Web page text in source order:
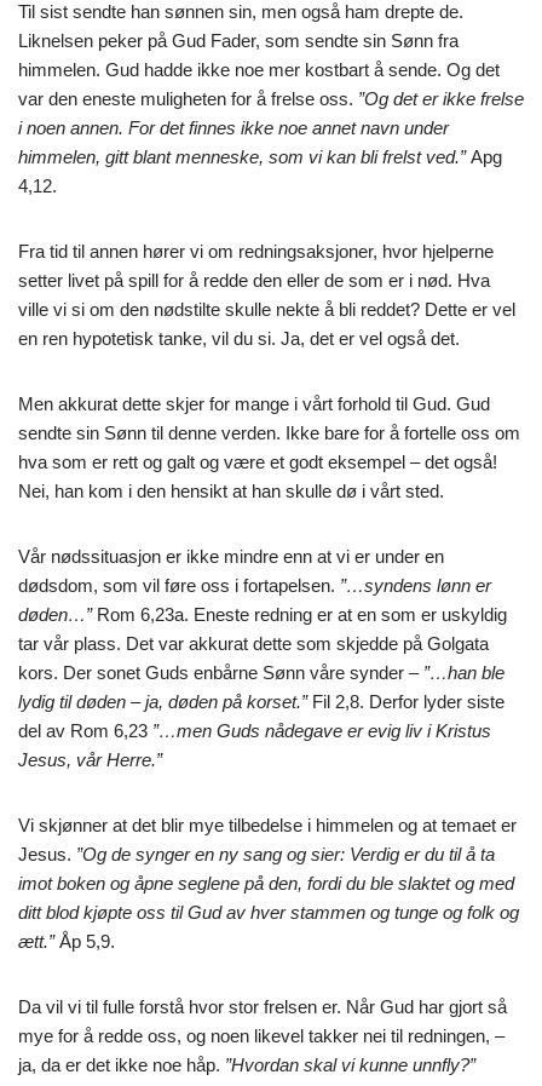
Til sist sendte han sønnen sin, men også ham drepte de.
Liknelsen peker på Gud Fader, som sendte sin Sønn fra
himmelen. Gud hadde ikke noe mer kostbart å sende. Og det
var den eneste muligheten for å frelse oss. ”Og det er ikke frelse
i noen annen. For det finnes ikke noe annet navn under
himmelen, gitt blant menneske, som vi kan bli frelst ved.”Apg
4,12.
Fra tid til annen hører vi om redningsaksjoner, hvor hjelperne
setter livet på spill for å redde den eller de som er i nød. Hva
ville vi si om den nødstilte skulle nekte å bli reddet? Dette er vel
en ren hypotetisk tanke, vil du si. Ja, det er vel også det.
Men akkurat dette skjer for mange i vårt forhold til Gud. Gud
sendte sin Sønn til denne verden. Ikke bare for å fortelle oss om
hva som er rett og galt og være et godt eksempel – det også!
Nei, han kom i den hensikt at han skulle dø i vårt sted.
Vår nødssituasjon er ikke mindre enn at vi er under en
dødsdom, som vil føre oss i fortapelsen. ”…syndens lønn er
døden…” Rom 6,23a. Eneste redning er at en som er uskyldig
tar vår plass. Det var akkurat dette som skjedde på Golgata
kors. Der sonet Guds enbårne Sønn våre synder – ”…han ble
lydig til døden – ja, døden på korset.” Fil 2,8. Derfor lyder siste
del av Rom 6,23 ”…men Guds nådegave er evig liv i Kristus
Jesus, vår Herre.”
Vi skjønner at det blir mye tilbedelse i himmelen og at temaet er
Jesus. ”Og de synger en ny sang og sier: Verdig er du til å ta
imot boken og åpne seglene på den, fordi du ble slaktet og med
ditt blod kjøpte oss til Gud av hver stammen og tunge og folk og
ætt.”Åp 5,9.
Da vil vi til fulle forstå hvor stor frelsen er. Når Gud har gjort så
mye for å redde oss, og noen likevel takker nei til redningen, –
ja, da er det ikke noe håp. ”Hvordan skal vi kunne unnfly?”